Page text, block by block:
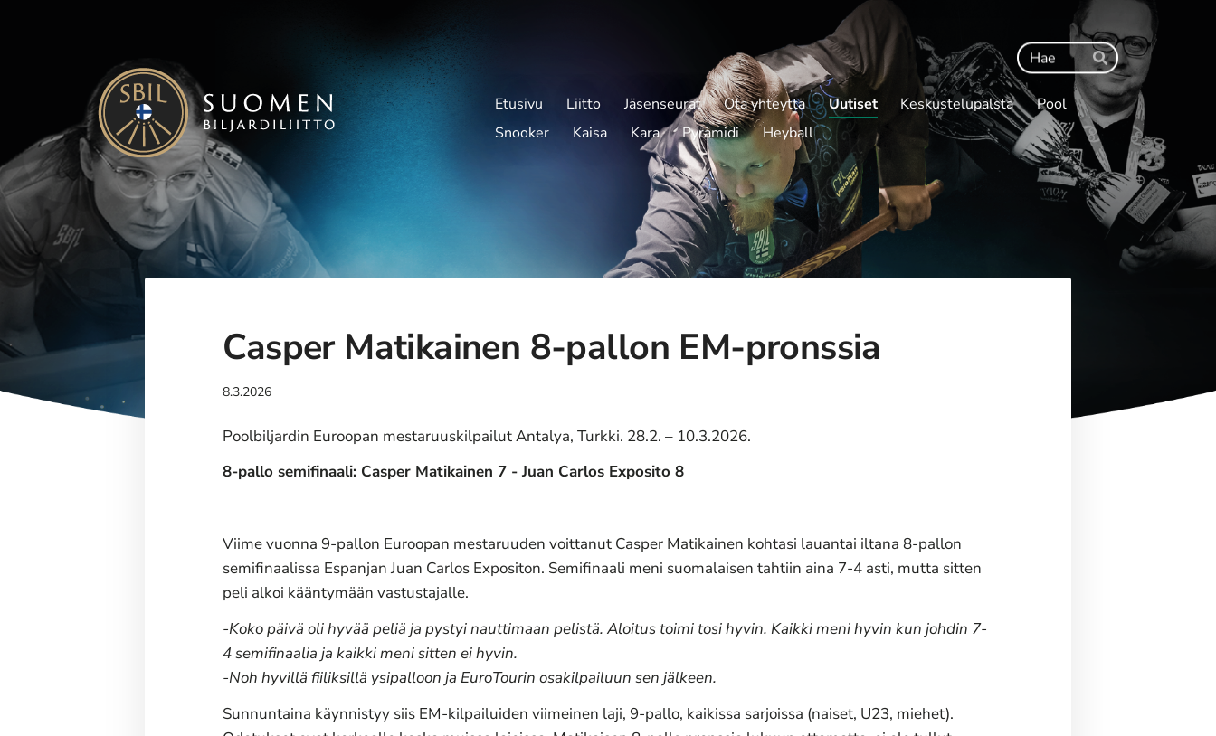
Haku
Hae
Suomen Biljardiliitto ry
Etusivu Liitto Jäsenseurat Ota yhteyttä Uutiset Keskustelupalsta
Pool
Snooker
Kaisa Kara Pyramidi Heyball
Casper Matikainen 8-pallon EM-pronssia
8.3.2026
Poolbiljardin Euroopan mestaruuskilpailut Antalya, Turkki. 28.2. – 10.3.2026.
8-pallo semifinaali: Casper Matikainen 7 - Juan Carlos Exposito 8
Viime vuonna 9-pallon Euroopan mestaruuden voittanut Casper Matikainen kohtasi lauantai iltana 8-pallon
semifinaalissa Espanjan Juan Carlos Expositon. Semifinaali meni suomalaisen tahtiin aina 7-4 asti, mutta sitten
peli alkoi kääntymään vastustajalle.
-Koko päivä oli hyvää peliä ja pystyi nauttimaan pelistä. Aloitus toimi tosi hyvin. Kaikki meni hyvin kun johdin 7-
4 semifinaalia ja kaikki meni sitten ei hyvin.
-Noh hyvillä fiiliksillä ysipalloon ja EuroTourin osakilpailuun sen jälkeen.
Sunnuntaina käynnistyy siis EM-kilpailuiden viimeinen laji, 9-pallo, kaikissa sarjoissa (naiset, U23, miehet).